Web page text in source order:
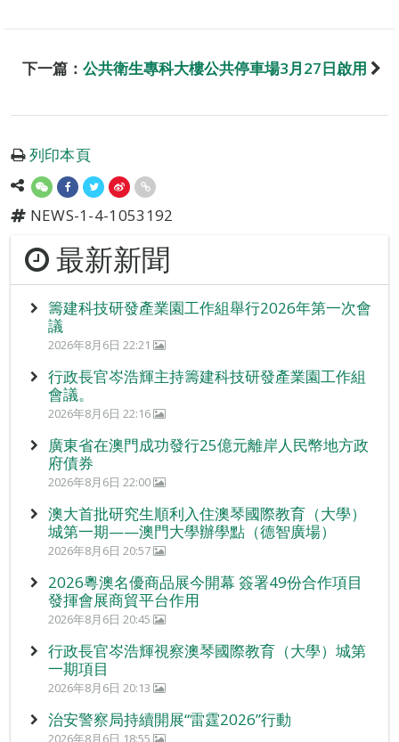
下一篇： 公共衛生專科大樓公共停車場3月27日啟用
列印本頁
NEWS-1-4-1053192
最新新聞
籌建科技研發產業園工作組舉行2026年第一次會
議
2026年8月6日 22:21
行政長官岑浩輝主持籌建科技研發產業園工作組
會議。
2026年8月6日 22:16
廣東省在澳門成功發行25億元離岸人民幣地方政
府債券
2026年8月6日 22:00
澳大首批研究生順利入住澳琴國際教育（大學）
城第一期——澳門大學辦學點（德智廣場）
2026年8月6日 20:57
2026粵澳名優商品展今開幕 簽署49份合作項目
發揮會展商貿平台作用
2026年8月6日 20:45
行政長官岑浩輝視察澳琴國際教育（大學）城第
一期項目
2026年8月6日 20:13
治安警察局持續開展“雷霆2026”行動
2026年8月6日 18:55